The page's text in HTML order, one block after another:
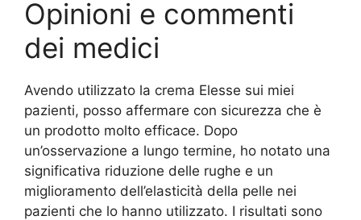
Opinioni e commenti
dei medici
Avendo utilizzato la crema Elesse sui miei
pazienti, posso affermare con sicurezza che è
un prodotto molto efficace. Dopo
un’osservazione a lungo termine, ho notato una
significativa riduzione delle rughe e un
miglioramento dell’elasticità della pelle nei
pazienti che lo hanno utilizzato. I risultati sono